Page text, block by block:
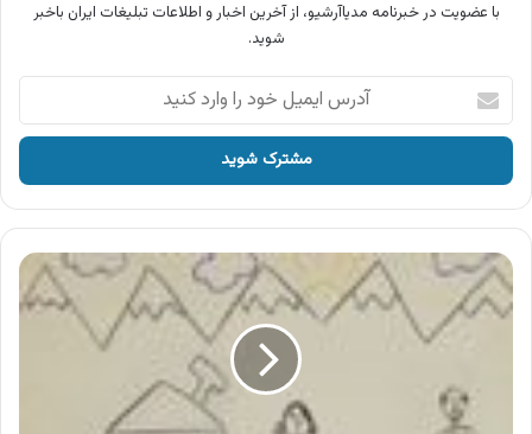
با عضویت در خبرنامه مدیاآرشیو، از آخرین اخبار و اطلاعات تبلیغات ایران باخبر
شوید.
آدرس
ایمیل
خود
وارد
کنید
آگهی
فرهنگی
والدین